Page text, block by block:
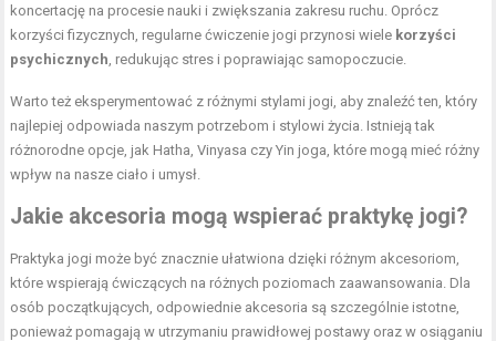
koncertację na procesie nauki i zwiększania zakresu ruchu. Oprócz
korzyści fizycznych, regularne ćwiczenie jogi przynosi wiele korzyści
psychicznych , redukując stres i poprawiając samopoczucie.
Warto też eksperymentować z różnymi stylami jogi, aby znaleźć ten, który
najlepiej odpowiada naszym potrzebom i stylowi życia. Istnieją tak
różnorodne opcje, jak Hatha, Vinyasa czy Yin joga, które mogą mieć różny
wpływ na nasze ciało i umysł.
Jakie akcesoria mogą wspierać praktykę jogi?
Praktyka jogi może być znacznie ułatwiona dzięki różnym akcesoriom,
które wspierają ćwiczących na różnych poziomach zaawansowania. Dla
osób początkujących, odpowiednie akcesoria są szczególnie istotne,
ponieważ pomagają w utrzymaniu prawidłowej postawy oraz w osiąganiu